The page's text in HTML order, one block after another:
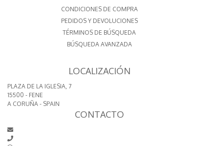
CONDICIONES DE COMPRA
PEDIDOS Y DEVOLUCIONES
TÉRMINOS DE BÚSQUEDA
BÚSQUEDA AVANZADA
LOCALIZACIÓN
PLAZA DE LA IGLESIA, 7
15500 - FENE
A CORUÑA - SPAIN
CONTACTO